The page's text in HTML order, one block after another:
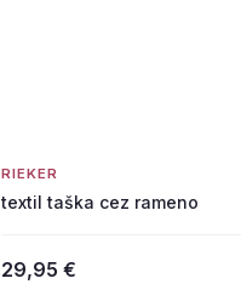
RIEKER
textil taška cez rameno
29,95 €